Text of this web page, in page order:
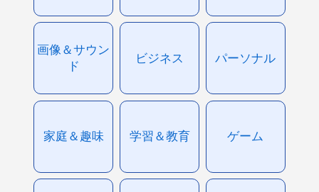
画像＆サウン
ド
ビジネス パーソナル
家庭＆趣味 学習＆教育 ゲーム